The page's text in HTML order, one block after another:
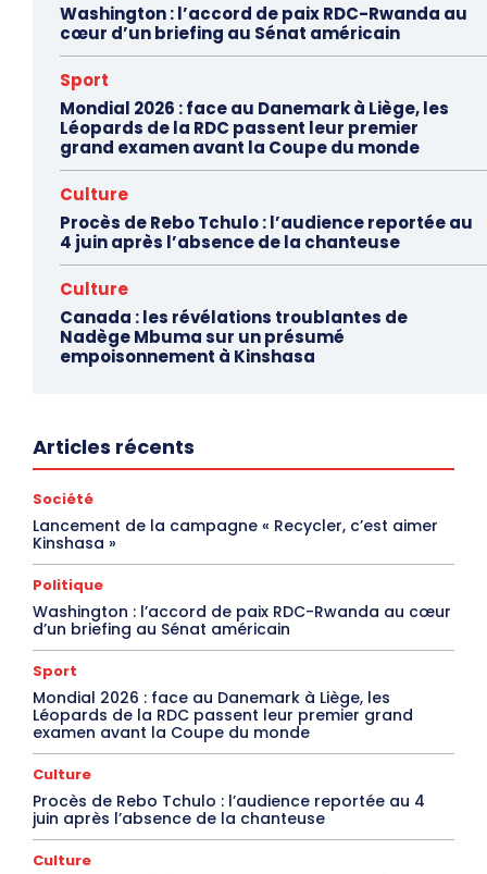
Washington : l’accord de paix RDC-Rwanda au
cœur d’un briefing au Sénat américain
Sport
Mondial 2026 : face au Danemark à Liège, les
Léopards de la RDC passent leur premier
grand examen avant la Coupe du monde
Culture
Procès de Rebo Tchulo : l’audience reportée au
4 juin après l’absence de la chanteuse
Culture
Canada : les révélations troublantes de
Nadège Mbuma sur un présumé
empoisonnement à Kinshasa
Articles récents
Société
Lancement de la campagne « Recycler, c’est aimer
Kinshasa »
Politique
Washington : l’accord de paix RDC-Rwanda au cœur
d’un briefing au Sénat américain
Sport
Mondial 2026 : face au Danemark à Liège, les
Léopards de la RDC passent leur premier grand
examen avant la Coupe du monde
Culture
Procès de Rebo Tchulo : l’audience reportée au 4
juin après l’absence de la chanteuse
Culture